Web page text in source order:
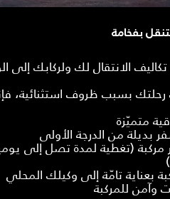
بفخامة
الانتقال لك ولركابك إلى
رحلتك بسبب ظروف استثنائية،
متميّزة
بديلة من الدرجة الأولى
مركبة (تغطية لمدة تصل إلى
بعناية تامّة إلى وكيلك المحلي
وآمن للمركبة